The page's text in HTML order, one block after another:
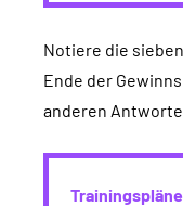
Notiere die
Ende der
anderen